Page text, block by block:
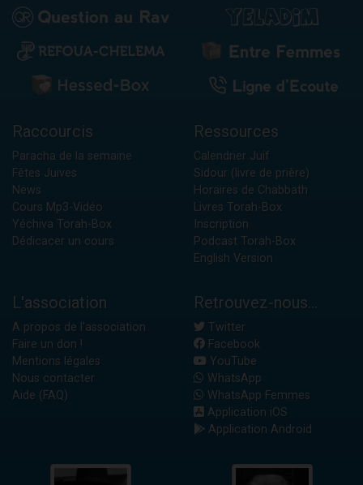
Raccourcis
Paracha de la semaine
Fêtes Juives
News
Cours Mp3-Vidéo
Yéchiva Torah-Box
Dédicacer un cours
Ressources
Calendrier Juif
Sidour (livre de prière)
Horaires de Chabbath
Livres Torah-Box
Inscription
Podcast Torah-Box
English Version
L'association
A propos de l'association
Faire un don !
Mentions légales
Nous contacter
Aide (FAQ)
Retrouvez-nous...
Twitter
Facebook
YouTube
WhatsApp
WhatsApp Femmes
Application iOS
Application Android